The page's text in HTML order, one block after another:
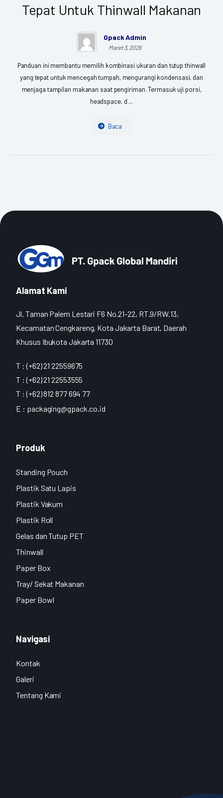
Tepat Untuk Thinwall Makanan
Gpack Admin
Maret 3, 2026
Panduan ini membantu memilih kombinasi ukuran dan tutup thinwall
yang tepat untuk mencegah tumpah, mengurangi kondensasi, dan
menjaga tampilan makanan saat pengiriman. Termasuk uji porsi,
headspace, d ...
Baca
Alamat Kami
Jl. Taman Palem Lestari F6 No.21-22, RT.9/RW.13,
Kecamatan Cengkareng, Kota Jakarta Barat, Daerah
Khusus Ibukota Jakarta 11730
T : (+62) 21 22559675
T : (+62) 21 22553555
T : (+62) 812 877 694 77
E : packaging@gpack.co.id
Produk
Standing Pouch
Plastik Satu Lapis
Plastik Vakum
Plastik Roll
Gelas dan Tutup PET
Thinwall
Paper Box
Tray/ Sekat Makanan
Paper Bowl
Navigasi
Kontak
Galeri
Tentang Kami